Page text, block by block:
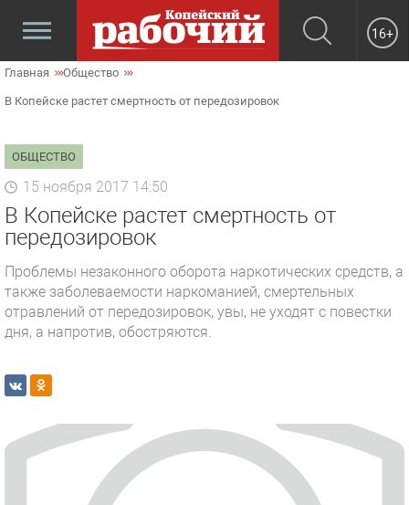
16+
Главная Общество
В Копейске растет смертность от передозировок
ОБЩЕСТВО
15 ноября 2017 14:50
В Копейске растет смертность от
передозировок
Проблемы незаконного оборота наркотических средств, а
также заболеваемости наркоманией, смертельных
отравлений от передозировок, увы, не уходят с повестки
дня, а напротив, обостряются.